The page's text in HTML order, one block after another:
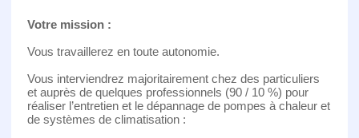
Votre mission :
Vous travaillerez en toute autonomie.
Vous interviendrez majoritairement chez des particuliers
et auprès de quelques professionnels (90 / 10 %) pour
réaliser l’entretien et le dépannage de pompes à chaleur et
de systèmes de climatisation :